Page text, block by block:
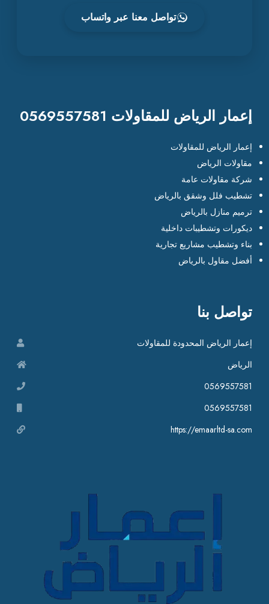
تواصل معنا عبر واتساب
إعمار الرياض للمقاولات 0569557581
إعمار الرياض للمقاولات
مقاولات الرياض
شركة مقاولات عامة
تشطيب فلل وشقق بالرياض
ترميم منازل بالرياض
ديكورات وتشطيبات داخلية
بناء وتشطيب مشاريع تجارية
أفضل مقاول بالرياض
تواصل بنا
إعمار الرياض المحدودة للمقاولات
الرياض
0569557581
0569557581
https://emaarltd-sa.com